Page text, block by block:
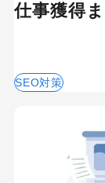
仕事獲得
SEO対策